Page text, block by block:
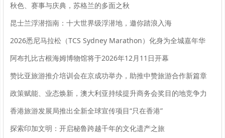
秋色、赛事与庆典，苏格兰的多面之秋
昆士兰浮潜指南：十大世界级浮潜地，邀你踏浪入海
2026悉尼马拉松（TCS Sydney Marathon）化身为全城嘉年华
阿布扎比古根海姆博物馆将于2026年12月11日开幕
赞比亚旅游推介培训会在京成功举办，助推中赞旅游合作新篇章
政策赋能、业态焕新，澳大利亚持续提升商务会奖目的地竞争力
香港旅游发展局推出全新全球宣传项目“只在香港”
探索印加文明：开启秘鲁跨越千年的文化遗产之旅